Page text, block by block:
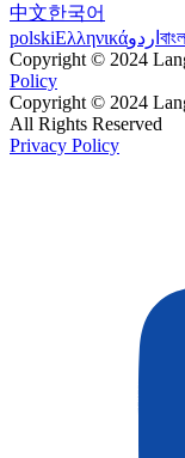
中文한국어
polskiΕλληνικάاردو
Copyright © 2024
Policy
Copyright © 2024
All Rights Reserved
Privacy Policy